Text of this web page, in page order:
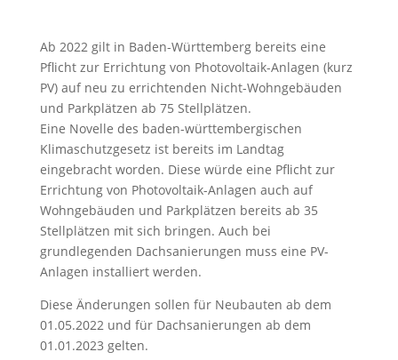
Ab 2022 gilt in Baden-Württemberg bereits eine
Pflicht zur Errichtung von Photovoltaik-Anlagen (kurz
PV) auf neu zu errichtenden Nicht-Wohngebäuden
und Parkplätzen ab 75 Stellplätzen.
Eine Novelle des baden-württembergischen
Klimaschutzgesetz ist bereits im Landtag
eingebracht worden. Diese würde eine Pflicht zur
Errichtung von Photovoltaik-Anlagen auch auf
Wohngebäuden und Parkplätzen bereits ab 35
Stellplätzen mit sich bringen. Auch bei
grundlegenden Dachsanierungen muss eine PV-
Anlagen installiert werden.
Diese Änderungen sollen für Neubauten ab dem
01.05.2022 und für Dachsanierungen ab dem
01.01.2023 gelten.